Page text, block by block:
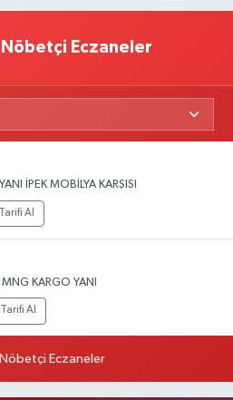
Eczaneler
İPEK MOBİLYA KARŞISI
Al
KARGO YANI
Tarifi Al
Eczaneler